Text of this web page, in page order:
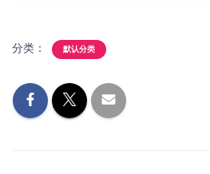
分类： 默认分类